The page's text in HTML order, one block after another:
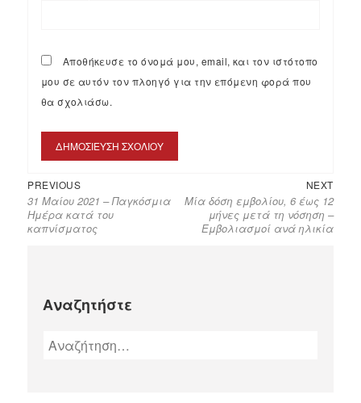
Αποθήκευσε το όνομά μου, email, και τον ιστότοπο
μου σε αυτόν τον πλοηγό για την επόμενη φορά που
θα σχολιάσω.
PREVIOUS
31 Μαίου 2021 – Παγκόσμια
Ημέρα κατά του
καπνίσματος
NEXT
Μία δόση εμβολίου, 6 έως 12
μήνες μετά τη νόσηση –
Εμβολιασμοί ανά ηλικία
Αναζητήστε